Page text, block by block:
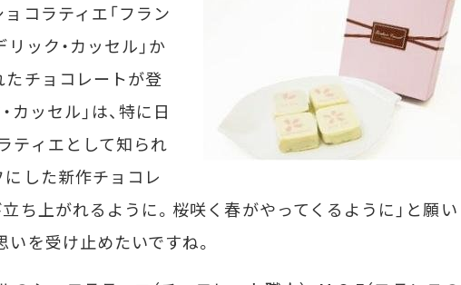
コラティエ「フラン
リック・カッセル」か
たチョコレートが登
カッセル」は、特に日
ティエとして知られ
にした新作チョコレ
ち上がれるように。桜咲く春がやってくるように」と願い
を受け止めたいですね。